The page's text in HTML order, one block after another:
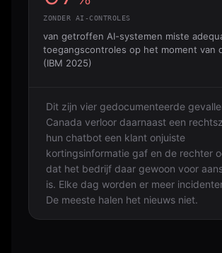
ZONDER AI-CONTROLES
van getroffen AI-systemen miste
toegangscontroles op het moment van
(IBM 2025)
Dit zijn vier gedocumenteerde
Canada verloor daarnaast een
hun chatbot een klant onjuiste
kortingsinformatie gaf en de rechter
dat het bedrijf daar gewoon voor
is. Elke dag worden er meer
De meeste halen het nieuws niet.